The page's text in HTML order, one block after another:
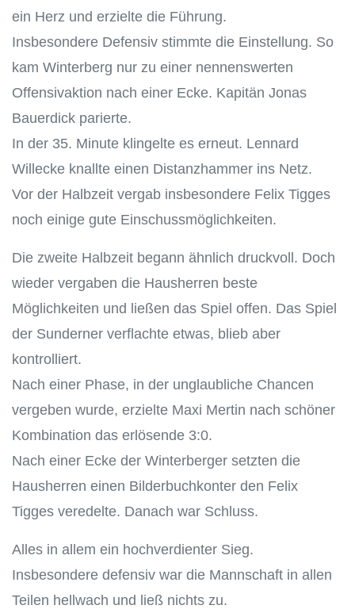
ein Herz und erzielte die Führung.
Insbesondere Defensiv stimmte die Einstellung. So
kam Winterberg nur zu einer nennenswerten
Offensivaktion nach einer Ecke. Kapitän Jonas
Bauerdick parierte.
In der 35. Minute klingelte es erneut. Lennard
Willecke knallte einen Distanzhammer ins Netz.
Vor der Halbzeit vergab insbesondere Felix Tigges
noch einige gute Einschussmöglichkeiten.
Die zweite Halbzeit begann ähnlich druckvoll. Doch
wieder vergaben die Hausherren beste
Möglichkeiten und ließen das Spiel offen. Das Spiel
der Sunderner verflachte etwas, blieb aber
kontrolliert.
Nach einer Phase, in der unglaubliche Chancen
vergeben wurde, erzielte Maxi Mertin nach schöner
Kombination das erlösende 3:0.
Nach einer Ecke der Winterberger setzten die
Hausherren einen Bilderbuchkonter den Felix
Tigges veredelte. Danach war Schluss.
Alles in allem ein hochverdienter Sieg.
Insbesondere defensiv war die Mannschaft in allen
Teilen hellwach und ließ nichts zu.